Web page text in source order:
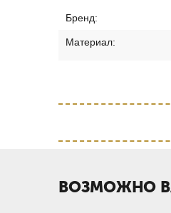
Бренд:
Материал:
ВОЗМОЖНО